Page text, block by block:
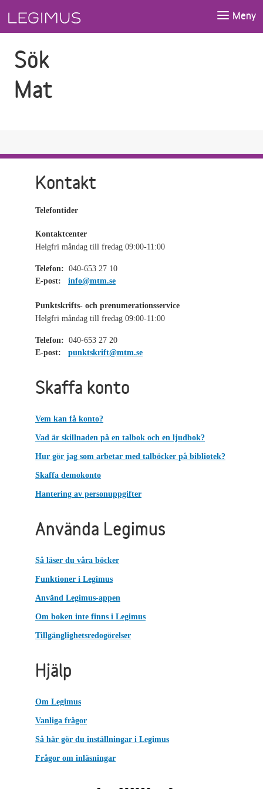
Meny
Sök
Mat
Kontakt
Telefontider
Kontaktcenter
Helgfri måndag till fredag 09:00-11:00
Telefon: 040-653 27 10
E-post:
info@mtm.se
Punktskrifts- och prenumerationsservice
Helgfri måndag till fredag 09:00-11:00
Telefon: 040-653 27 20
E-post:
punktskrift@mtm.se
Skaffa konto
Vem kan få konto?
Vad är skillnaden på en talbok och en ljudbok?
Hur gör jag som arbetar med talböcker på bibliotek?
Skaffa demokonto
Hantering av personuppgifter
Använda Legimus
Så läser du våra böcker
Funktioner i Legimus
Använd Legimus-appen
Om boken inte finns i Legimus
Tillgänglighetsredogörelser
Hjälp
Om Legimus
Vanliga frågor
Så här gör du inställningar i Legimus
Frågor om inläsningar